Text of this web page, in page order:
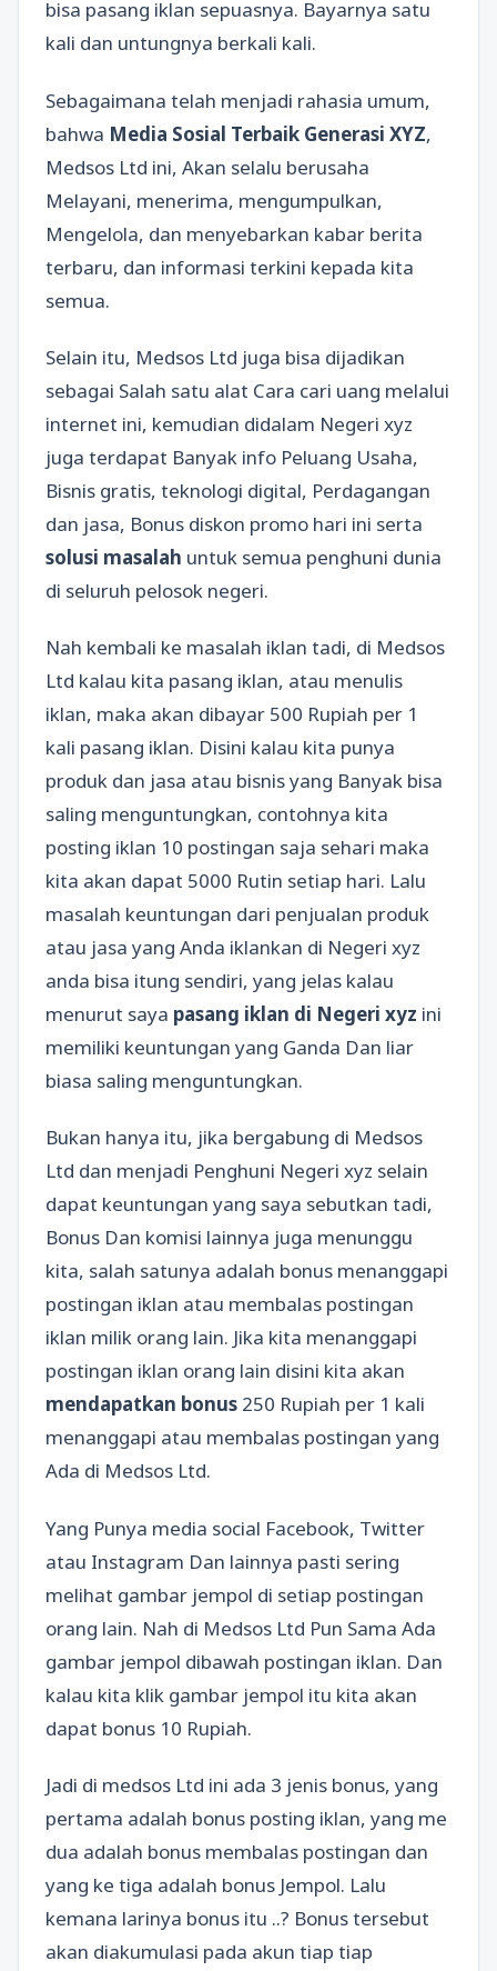
bisa pasang iklan sepuasnya. Bayarnya satu
kali dan untungnya berkali kali.
Sebagaimana telah menjadi rahasia umum,
bahwa Media Sosial Terbaik Generasi XYZ,
Medsos Ltd ini, Akan selalu berusaha
Melayani, menerima, mengumpulkan,
Mengelola, dan menyebarkan kabar berita
terbaru, dan informasi terkini kepada kita
semua.
Selain itu, Medsos Ltd juga bisa dijadikan
sebagai Salah satu alat Cara cari uang melalui
internet ini, kemudian didalam Negeri xyz
juga terdapat Banyak info Peluang Usaha,
Bisnis gratis, teknologi digital, Perdagangan
dan jasa, Bonus diskon promo hari ini serta
solusi masalah untuk semua penghuni dunia
di seluruh pelosok negeri.
Nah kembali ke masalah iklan tadi, di Medsos
Ltd kalau kita pasang iklan, atau menulis
iklan, maka akan dibayar 500 Rupiah per 1
kali pasang iklan. Disini kalau kita punya
produk dan jasa atau bisnis yang Banyak bisa
saling menguntungkan, contohnya kita
posting iklan 10 postingan saja sehari maka
kita akan dapat 5000 Rutin setiap hari. Lalu
masalah keuntungan dari penjualan produk
atau jasa yang Anda iklankan di Negeri xyz
anda bisa itung sendiri, yang jelas kalau
menurut saya pasang iklan di Negeri xyz ini
memiliki keuntungan yang Ganda Dan liar
biasa saling menguntungkan.
Bukan hanya itu, jika bergabung di Medsos
Ltd dan menjadi Penghuni Negeri xyz selain
dapat keuntungan yang saya sebutkan tadi,
Bonus Dan komisi lainnya juga menunggu
kita, salah satunya adalah bonus menanggapi
postingan iklan atau membalas postingan
iklan milik orang lain. Jika kita menanggapi
postingan iklan orang lain disini kita akan
mendapatkan bonus 250 Rupiah per 1 kali
menanggapi atau membalas postingan yang
Ada di Medsos Ltd.
Yang Punya media social Facebook, Twitter
atau Instagram Dan lainnya pasti sering
melihat gambar jempol di setiap postingan
orang lain. Nah di Medsos Ltd Pun Sama Ada
gambar jempol dibawah postingan iklan. Dan
kalau kita klik gambar jempol itu kita akan
dapat bonus 10 Rupiah.
Jadi di medsos Ltd ini ada 3 jenis bonus, yang
pertama adalah bonus posting iklan, yang me
dua adalah bonus membalas postingan dan
yang ke tiga adalah bonus Jempol. Lalu
kemana larinya bonus itu ..? Bonus tersebut
akan diakumulasi pada akun tiap tiap